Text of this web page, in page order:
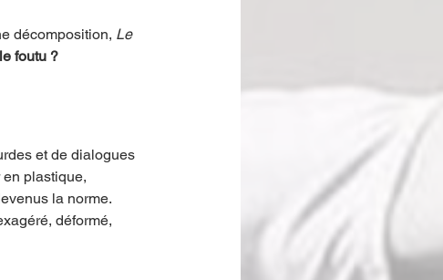
décomposition, Le
foutu ?
et de dialogues
en plastique,
la norme.
déformé,